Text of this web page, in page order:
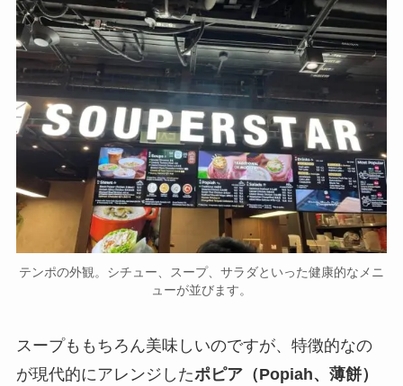
テンポの外観。シチュー、スープ、サラダといった健康的なメニ
ューが並びます。
スープももちろん美味しいのですが、特徴的なの
が現代的にアレンジしたポピア（Popiah、薄餅）